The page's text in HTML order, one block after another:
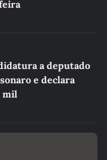
a deputado
e declara
mil